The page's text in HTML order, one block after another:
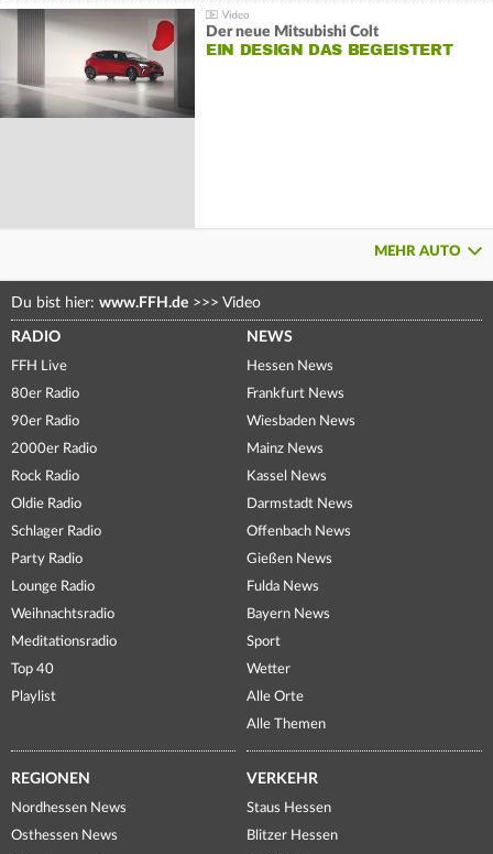
Der neue Mitsubishi Colt
EIN DESIGN DAS BEGEISTERT
MEHR AUTO
Du bist hier: www.FFH.de >>> Video
RADIO
FFH Live
80er Radio
90er Radio
2000er Radio
Rock Radio
Oldie Radio
Schlager Radio
Party Radio
Lounge Radio
Weihnachtsradio
Meditationsradio
Top 40
Playlist
NEWS
Hessen News
Frankfurt News
Wiesbaden News
Mainz News
Kassel News
Darmstadt News
Offenbach News
Gießen News
Fulda News
Bayern News
Sport
Wetter
Alle Orte
Alle Themen
REGIONEN
Nordhessen News
Osthessen News
VERKEHR
Staus Hessen
Blitzer Hessen